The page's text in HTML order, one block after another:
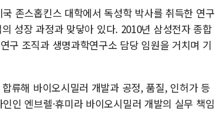
존스홉킨스 대학에서 독성학 박사를 취득한 연구
성장 과정과 맞닿아 있다. 2010년 삼성전자 종합
구 조직과 생명과학연구소 담당 임원을 거치며 기
류해 바이오시밀러 개발과 공정, 품질, 인허가 등
인 엔브렐·휴미라 바이오시밀러 개발의 실무 책임